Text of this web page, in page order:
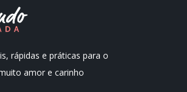
rápidas e práticas para o
amor e carinho